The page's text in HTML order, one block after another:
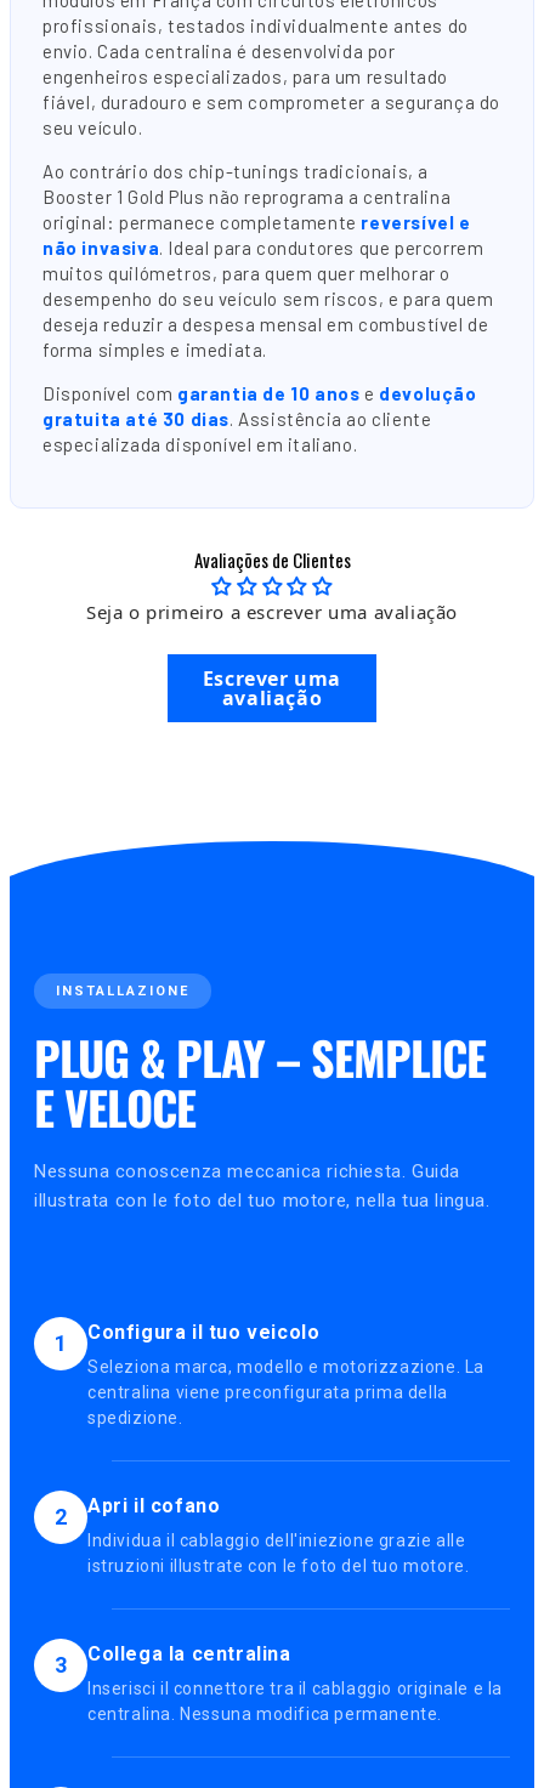
profissionais, testados individualmente antes do
envio. Cada centralina é desenvolvida por
engenheiros especializados, para um resultado
fiável, duradouro e sem comprometer a segurança do
seu veículo.
Ao contrário dos chip-tunings tradicionais, a
Booster 1 Gold Plus não reprograma a centralina
original: permanece completamente reversível e
não invasiva. Ideal para condutores que percorrem
muitos quilómetros, para quem quer melhorar o
desempenho do seu veículo sem riscos, e para quem
deseja reduzir a despesa mensal em combustível de
forma simples e imediata.
Disponível com garantia de 10 anos e devolução
gratuita até 30 dias. Assistência ao cliente
especializada disponível em italiano.
Avaliações de Clientes
Seja o primeiro a escrever uma avaliação
Escrever uma
avaliação
INSTALLAZIONE
PLUG & PLAY – SEMPLICE
E VELOCE
Nessuna conoscenza meccanica richiesta. Guida
illustrata con le foto del tuo motore, nella tua lingua.
1 Configura il tuo veicolo
Seleziona marca, modello e motorizzazione. La
centralina viene preconfigurata prima della
spedizione.
2 Apri il cofano
Individua il cablaggio dell'iniezione grazie alle
istruzioni illustrate con le foto del tuo motore.
3 Collega la centralina
Inserisci il connettore tra il cablaggio originale e la
centralina. Nessuna modifica permanente.